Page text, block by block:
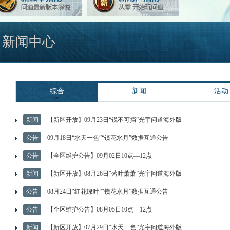
新闻中心
综合 新闻 活动
新闻 【新区开放】09月23日“锐不可挡”光宇问道海外版
公告 09月18日“水天一色”“镜花水月”数据互通公告
公告 【全区维护公告】09月02日10点—12点
新闻 【新区开放】08月26日“落叶萧萧”光宇问道海外版
公告 08月24日“红花绿叶”“镜花水月”数据互通公告
公告 【全区维护公告】08月05日10点—12点
新闻 【新区开放】07月29日“水天一色”光宇问道海外版